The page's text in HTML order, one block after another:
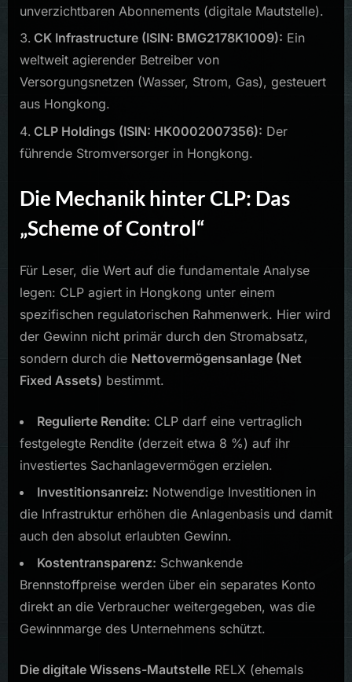
unverzichtbaren Abonnements (digitale Mautstelle).
CK Infrastructure (ISIN: BMG2178K1009): Ein
weltweit agierender Betreiber von
Versorgungsnetzen (Wasser, Strom, Gas), gesteuert
aus Hongkong.
CLP Holdings (ISIN: HK0002007356): Der
führende Stromversorger in Hongkong.
Die Mechanik hinter CLP: Das
„Scheme of Control“
Für Leser, die Wert auf die fundamentale Analyse
legen: CLP agiert in Hongkong unter einem
spezifischen regulatorischen Rahmenwerk. Hier wird
der Gewinn nicht primär durch den Stromabsatz,
sondern durch die Nettovermögensanlage (Net
Fixed Assets) bestimmt.
Regulierte Rendite: CLP darf eine vertraglich
festgelegte Rendite (derzeit etwa 8 %) auf ihr
investiertes Sachanlagevermögen erzielen.
Investitionsanreiz: Notwendige Investitionen in
die Infrastruktur erhöhen die Anlagenbasis und damit
auch den absolut erlaubten Gewinn.
Kostentransparenz: Schwankende
Brennstoffpreise werden über ein separates Konto
direkt an die Verbraucher weitergegeben, was die
Gewinnmarge des Unternehmens schützt.
Die digitale Wissens-Mautstelle RELX (ehemals